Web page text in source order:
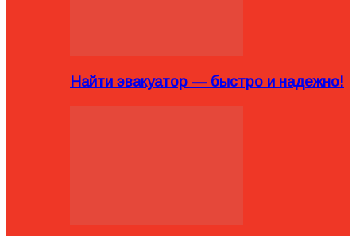
Найти эвакуатор — быстро и надежно!